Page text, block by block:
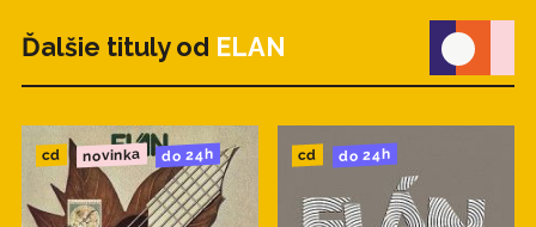
Ďalšie tituly od ELAN
cd novinka do 24h cd do 24h